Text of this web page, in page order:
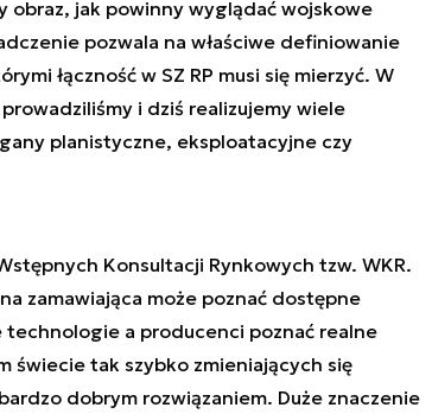
obraz, jak powinny wyglądać wojskowe
pozwala na właściwe definiowanie
łączność w SZ RP musi się mierzyć. W
i dziś realizujemy wiele
planistyczne, eksploatacyjne czy
Konsultacji Rynkowych tzw. WKR.
zamawiająca może poznać dostępne
technologie a producenci poznać realne
świecie tak szybko zmieniających się
dobrym rozwiązaniem. Duże znaczenie